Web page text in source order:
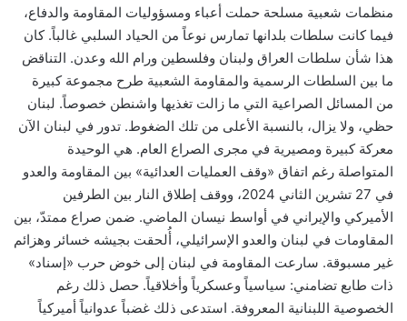
منظمات شعبية مسلحة حملت أعباء ومسؤوليات المقاومة والدفاع،
فيما كانت سلطات بلدانها تمارس نوعاً من الحياد السلبي غالباً. كان
هذا شأن سلطات العراق ولبنان وفلسطين ورام الله وعدن. التناقض
ما بين السلطات الرسمية والمقاومة الشعبية طرح مجموعة كبيرة
من المسائل الصراعية التي ما زالت تغذيها واشنطن خصوصاً. لبنان
حظي، ولا يزال، بالنسبة الأعلى من تلك الضغوط. تدور في لبنان الآن
معركة كبيرة ومصيرية في مجرى الصراع العام. هي الوحيدة
المتواصلة رغم اتفاق «وقف العمليات العدائية» بين المقاومة والعدو
في 27 تشرين الثاني 2024، ووقف إطلاق النار بين الطرفين
الأميركي والإيراني في أواسط نيسان الماضي. ضمن صراع ممتدّ، بين
المقاومات في لبنان والعدو الإسرائيلي، أُلحقت بجيشه خسائر وهزائم
غير مسبوقة. سارعت المقاومة في لبنان إلى خوض حرب «إسناد»
ذات طابع تضامني: سياسياً وعسكرياً وأخلاقياً. حصل ذلك رغم
الخصوصية اللبنانية المعروفة. استدعى ذلك غضباً عدوانياً أميركياً